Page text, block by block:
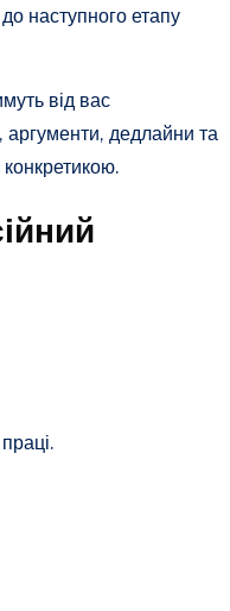
наступного етапу
від вас
аргументи, дедлайни та
конкретикою.